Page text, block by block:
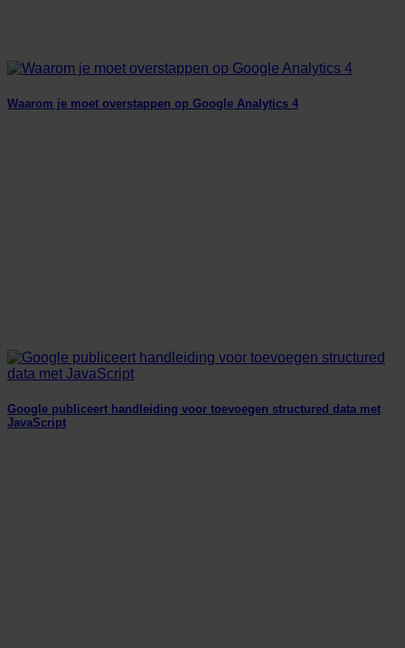
Waarom je moet overstappen op Google Analytics 4
Google publiceert handleiding voor toevoegen structured data met
JavaScript